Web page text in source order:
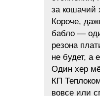
за кошачий
Короче,
бабло —
резона
не будет, а
Один хер
КП
вовсе или